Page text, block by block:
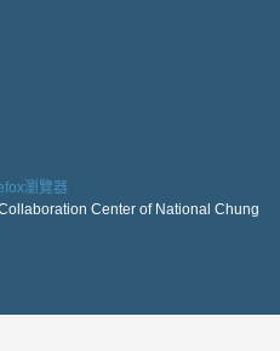
瀏覽器
Center of National Chung